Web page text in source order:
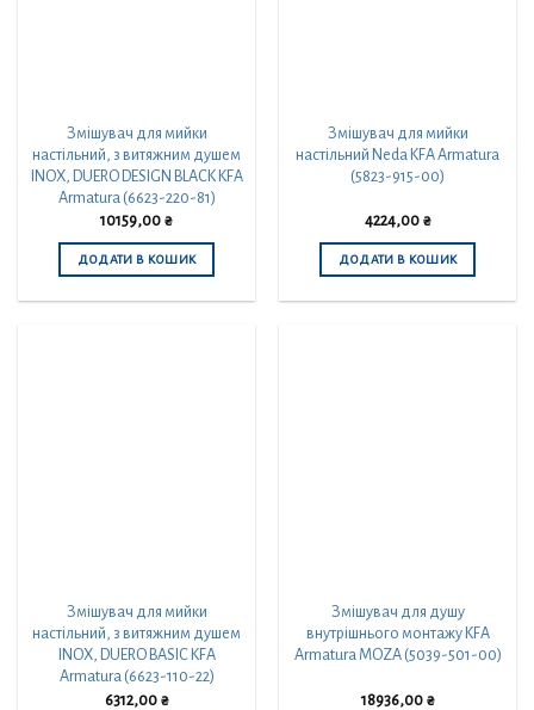
Змішувач для мийки
настільний, з витяжним душем
INOX, DUERO DESIGN BLACK KFA
Armatura (6623-220-81)
10159,00 ₴
ДОДАТИ В КОШИК
Змішувач для мийки
настільний Neda KFA Armatura
(5823-915-00)
4224,00 ₴
ДОДАТИ В КОШИК
Змішувач для мийки
настільний, з витяжним душем
INOX, DUERO BASIC KFA
Armatura (6623-110-22)
6312,00 ₴
Змішувач для душу
внутрішнього монтажу KFA
Armatura MOZA (5039-501-00)
18936,00 ₴